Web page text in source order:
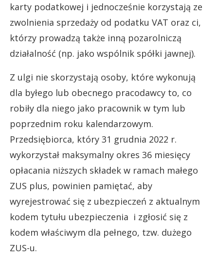
karty podatkowej i jednocześnie korzystają ze
zwolnienia sprzedaży od podatku VAT oraz ci,
którzy prowadzą także inną pozarolniczą
działalność (np. jako wspólnik spółki jawnej).
Z ulgi nie skorzystają osoby, które wykonują
dla byłego lub obecnego pracodawcy to, co
robiły dla niego jako pracownik w tym lub
poprzednim roku kalendarzowym.
Przedsiębiorca, który 31 grudnia 2022 r.
wykorzystał maksymalny okres 36 miesięcy
opłacania niższych składek w ramach małego
ZUS plus, powinien pamiętać, aby
wyrejestrować się z ubezpieczeń z aktualnym
kodem tytułu ubezpieczenia i zgłosić się z
kodem właściwym dla pełnego, tzw. dużego
ZUS-u.